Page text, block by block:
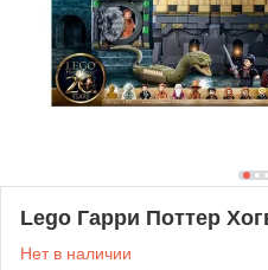
Lego Гарри Поттер
Нет в наличии